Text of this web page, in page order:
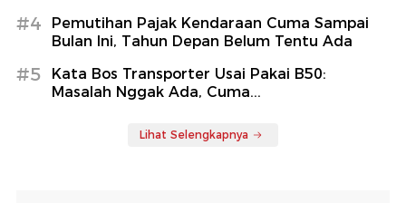
#4
Pemutihan Pajak Kendaraan Cuma Sampai
Bulan Ini, Tahun Depan Belum Tentu Ada
#5
Kata Bos Transporter Usai Pakai B50:
Masalah Nggak Ada, Cuma...
Lihat Selengkapnya